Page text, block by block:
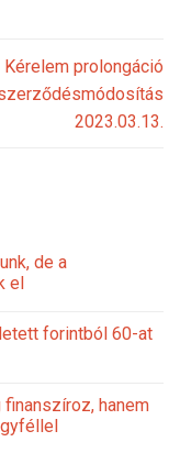
Kérelem prolongáció
2023.03.13.
de a
el
forintból 60-at
hanem